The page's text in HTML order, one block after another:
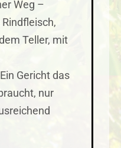
Weg –
Teller, mit
Gericht das
nur